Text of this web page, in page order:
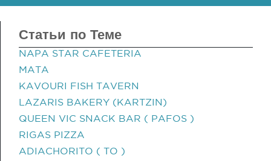
Статьи по Теме
NAPA STAR CAFETERIA
MATA
KAVOURI FISH TAVERN
LAZARIS BAKERY (KARTZIN)
QUEEN VIC SNACK BAR ( PAFOS )
RIGAS PIZZA
ADIACHORITO ( TO )